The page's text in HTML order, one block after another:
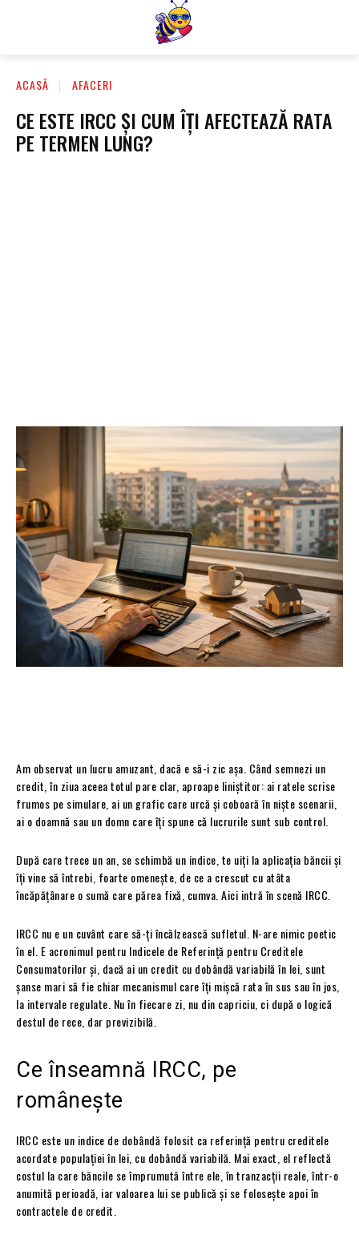
ACASĂ AFACERI
CE ESTE IRCC ȘI CUM ÎȚI AFECTEAZĂ RATA
PE TERMEN LUNG?
Am observat un lucru amuzant, dacă e să-i zic așa. Când semnezi un
credit, în ziua aceea totul pare clar, aproape liniștitor: ai ratele scrise
frumos pe simulare, ai un grafic care urcă și coboară în niște scenarii,
ai o doamnă sau un domn care îți spune că lucrurile sunt sub control.
După care trece un an, se schimbă un indice, te uiți la aplicația băncii și
îți vine să întrebi, foarte omenește, de ce a crescut cu atâta
încăpățânare o sumă care părea fixă, cumva. Aici intră în scenă IRCC.
IRCC nu e un cuvânt care să-ți încălzească sufletul. N-are nimic poetic
în el. E acronimul pentru Indicele de Referință pentru Creditele
Consumatorilor și, dacă ai un credit cu dobândă variabilă în lei, sunt
șanse mari să fie chiar mecanismul care îți mișcă rata în sus sau în jos,
la intervale regulate. Nu în fiecare zi, nu din capriciu, ci după o logică
destul de rece, dar previzibilă.
Ce înseamnă IRCC, pe
românește
IRCC este un indice de dobândă folosit ca referință pentru creditele
acordate populației în lei, cu dobândă variabilă. Mai exact, el reflectă
costul la care băncile se împrumută între ele, în tranzacții reale, într-o
anumită perioadă, iar valoarea lui se publică și se folosește apoi în
contractele de credit.